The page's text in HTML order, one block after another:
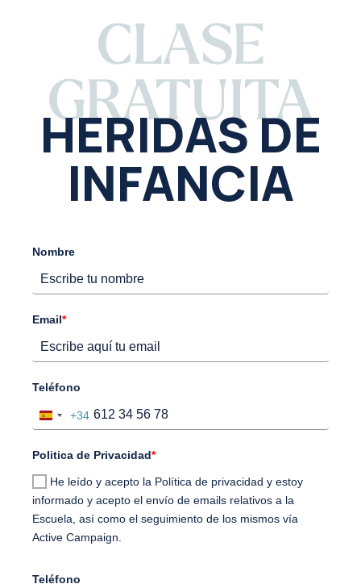
CLASE
GRATUITA
HERIDAS DE
INFANCIA
Nombre
Email*
Teléfono
Spain+34
Politica de Privacidad*
He leído y acepto la Política de privacidad y estoy
informado y acepto el envío de emails relativos a la
Escuela, así como el seguimiento de los mismos vía
Active Campaign.
Teléfono